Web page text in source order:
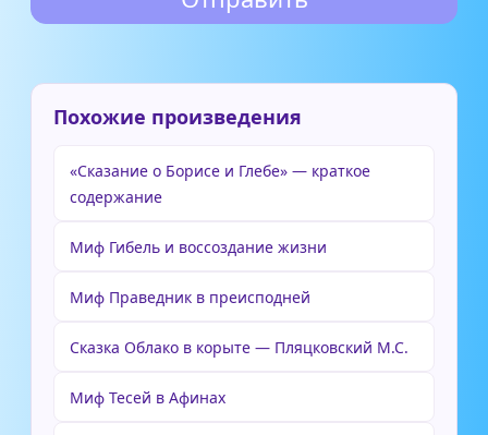
Похожие произведения
«Сказание о Борисе и Глебе» — краткое
содержание
Миф Гибель и воссоздание жизни
Миф Праведник в преисподней
Сказка Облако в корыте — Пляцковский М.С.
Миф Тесей в Афинах